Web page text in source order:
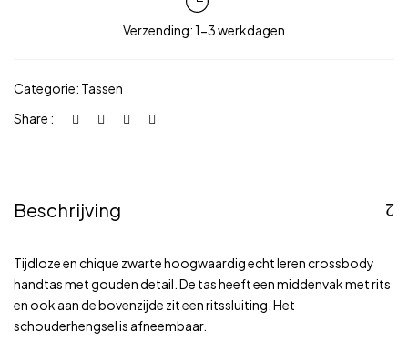
Verzending: 1-3 werkdagen
Categorie: Tassen
Share :
Beschrijving
Tijdloze en chique zwarte hoogwaardig echt leren crossbody
handtas met gouden detail. De tas heeft een middenvak met rits
en ook aan de bovenzijde zit een ritssluiting. Het
schouderhengsel is afneembaar.